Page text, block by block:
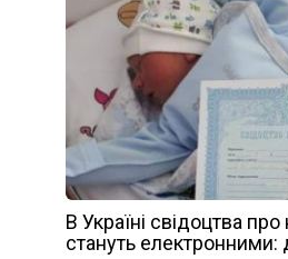
В Україні свідоцтва
стануть електронними: